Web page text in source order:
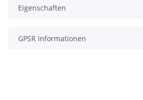
Eigenschaften
GPSR Informationen